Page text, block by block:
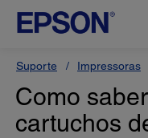
Suporte Impressoras
Como
cartuchos